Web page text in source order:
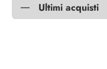
Ultimi acquisti